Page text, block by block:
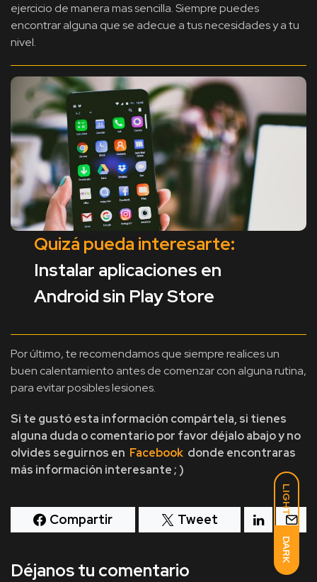
LIGHT
DARK
ejercicio de manera mas sencilla. Siempre puedes
encontrar alguna que se adecue a tus necesidades y a tu
nivel.
Quizá pueda interesarte:
Instalar aplicaciones en
Android sin Play Store
Por último, te recomendamos que siempre realices un
buen calentamiento antes de comenzar con alguna rutina,
para evitar posibles lesiones.
Si te gustó esta información compártela, si tienes
alguna duda o comentario por favor déjalo abajo y no
olvides seguirnos en Facebook donde encontraras
más información interesante ; )
Compartir Tweet
Déjanos tu comentario